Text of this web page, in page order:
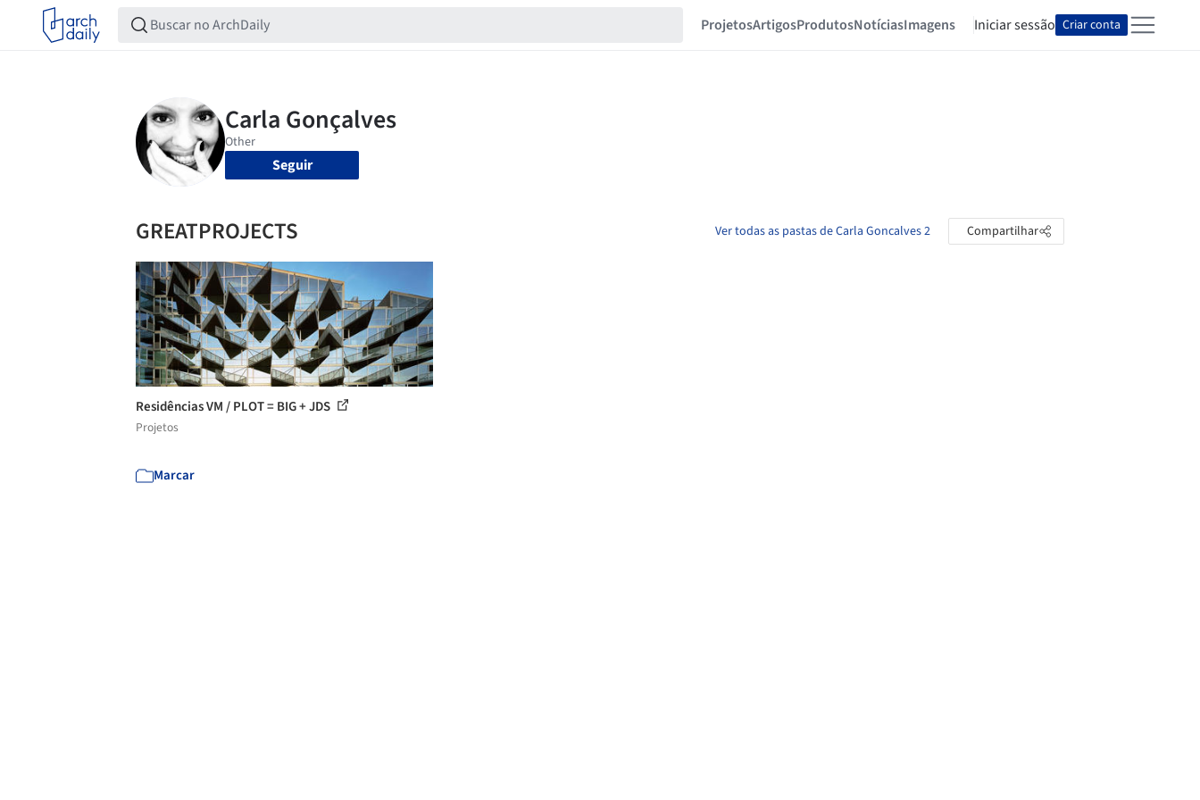
ProjetosArtigosProdutosNotíciasImagens Iniciar sessão Criar conta
Seguir
GREATPROJECTS Ver todas as pastas de Carla Goncalves 2 Compartilhar
Residências VM / PLOT = BIG + JDS
Projetos
Marcar